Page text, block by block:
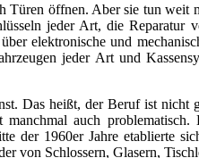
Türen öffnen. Aber sie tun weit
jeder Art, die Reparatur
elektronische und
jeder Art und
Das heißt, der Beruf ist nicht
auch
der 1960er Jahre etablierte
von Schlossern, Glasern,